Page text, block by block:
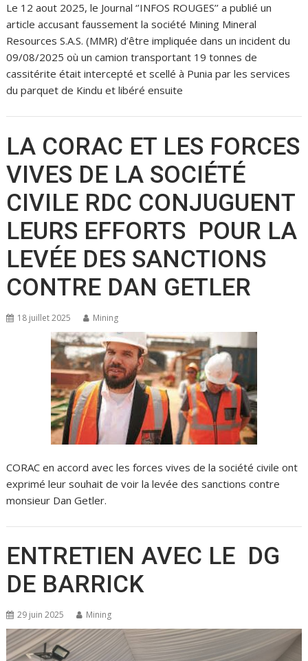
Le 12 aout 2025, le Journal ‘’INFOS ROUGES’’ a publié un
article accusant faussement la société Mining Mineral
Resources S.A.S. (MMR) d’être impliquée dans un incident du
09/08/2025 où un camion transportant 19 tonnes de
cassitérite était intercepté et scellé à Punia par les services
du parquet de Kindu et libéré ensuite
LA CORAC ET LES FORCES
VIVES DE LA SOCIÉTÉ
CIVILE RDC CONJUGUENT
LEURS EFFORTS POUR LA
LEVÉE DES SANCTIONS
CONTRE DAN GETLER
18 juillet 2025 Mining
CORAC en accord avec les forces vives de la société civile ont
exprimé leur souhait de voir la levée des sanctions contre
monsieur Dan Getler.
ENTRETIEN AVEC LE DG
DE BARRICK
29 juin 2025 Mining